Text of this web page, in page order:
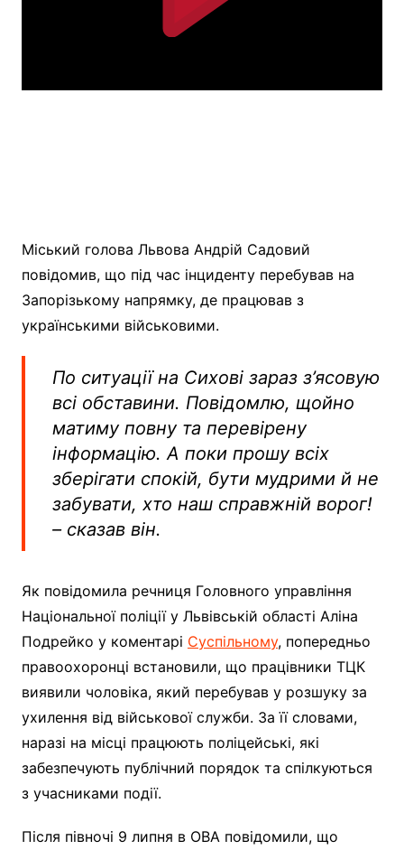
Міський голова Львова Андрій Садовий
повідомив, що під час інциденту перебував на
Запорізькому напрямку, де працював з
українськими військовими.
По ситуації на Сихові зараз з’ясовую
всі обставини. Повідомлю, щойно
матиму повну та перевірену
інформацію. А поки прошу всіх
зберігати спокій, бути мудрими й не
забувати, хто наш справжній ворог!
– сказав він.
Як повідомила речниця Головного управління
Національної поліції у Львівській області Аліна
Подрейко у коментарі Суспільному, попередньо
правоохоронці встановили, що працівники ТЦК
виявили чоловіка, який перебував у розшуку за
ухилення від військової служби. За її словами,
наразі на місці працюють поліцейські, які
забезпечують публічний порядок та спілкуються
з учасниками події.
Після півночі 9 липня в ОВА повідомили, що